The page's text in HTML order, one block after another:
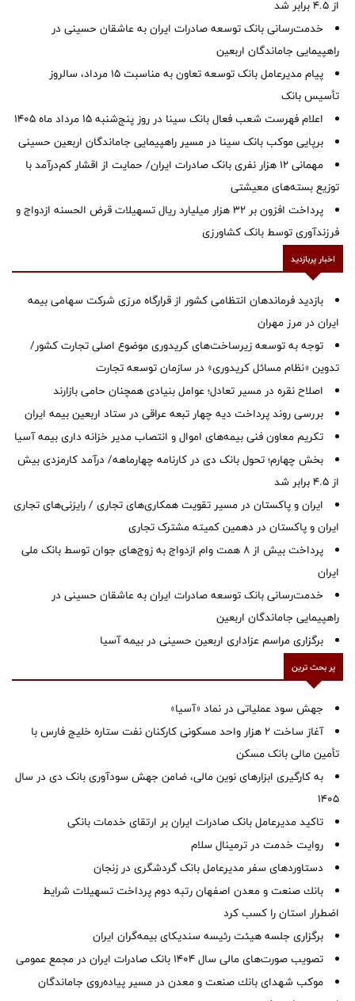
از ۴.۵ برابر شد
خدمت‌رسانی بانک توسعه صادرات ایران به عاشقان حسینی در
راهپیمایی جاماندگان اربعین
پیام مدیرعامل بانک توسعه تعاون به مناسبت 15 مرداد، سالروز
تأسیس بانک
اعلام فهرست شعب فعال بانک سینا در روز پنج‌شنبه 15 مرداد ماه 1405
برپایی موکب بانک سینا در مسیر راهپیمایی جاماندگان اربعین حسینی
مهمانی ۱۲ هزار نفری بانک صادرات ایران/ حمایت از اقشار کم‌درآمد با
توزیع بسته‌های معیشتی
پرداخت افزون بر 32 هزار میلیارد ریال تسهیلات قرض الحسنه ازدواج و
فرزندآوری توسط بانک کشاورزی
اخبار پربازدید
بازدید فرماندهان انتظامی کشور از قرارگاه مرزی شرکت سهامی بیمه
ایران در مرز مهران
توجه به توسعه زیرساخت‌های کریدوری موضوع اصلی تجارت کشور/
تدوین «نظام مسائل کریدوری» در سازمان توسعه تجارت
اصلاح نقره در مسیر تعادل؛ عوامل بنیادی همچنان حامی بازارند
بررسی روند پرداخت دیه چهار تبعه عراقی در ستاد اربعین بیمه ایران
تکریم معاون فنی بیمه‌های اموال و انتصاب مدیر خزانه داری بیمه آسیا
بخش چهارم؛ تحول بانک دی در کارنامه چهارماهه/ درآمد کارمزدی بیش
از ۴.۵ برابر شد
ایران و پاکستان در مسیر تقویت همکاری‌های تجاری / رایزنی‌های تجاری
ایران و پاکستان در دهمین کمیته مشترک تجاری
پرداخت بیش از ۸ همت وام ازدواج به زوج‌های جوان توسط بانک ملی
ایران
خدمت‌رسانی بانک توسعه صادرات ایران به عاشقان حسینی در
راهپیمایی جاماندگان اربعین
برگزاری مراسم عزاداری اربعین حسینی در بیمه آسیا
پر بحث ترین
جهش سود عملیاتی در نماد «آسیا»
آغاز ساخت ۲ هزار واحد مسکونی کارکنان نفت ستاره خلیج فارس با
تأمین مالی بانک مسکن
به کارگیری ابزارهای نوین مالی، ضامن جهش سودآوری بانک دی در سال
1405
تاکید مدیرعامل بانک صادرات ایران بر ارتقای خدمات بانکی
روایت خدمت در ترمینال سلام
دستاوردهای سفر مدیرعامل بانک گردشگری در زنجان
بانك صنعت و معدن اصفهان رتبه دوم پرداخت تسهیلات شرایط
اضطرار استان را كسب كرد
برگزاری جلسه هیئت رئیسه سندیکای بیمه‌گران ایران
تصویب صورت‌های مالی سال ۱۴۰۴ بانک صادرات ایران در مجمع عمومی
موكب شهدای بانك صنعت و معدن در مسیر پیاده‌روی جاماندگان